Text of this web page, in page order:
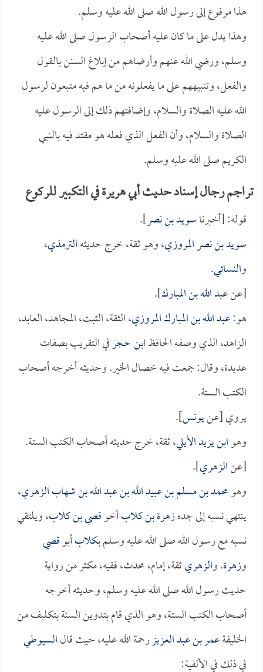
هذا مرفوع إلى رسول الله صلى الله عليه وسلم.
وهذا يدل على ما كان عليه أصحاب الرسول صلى الله عليه
وسلم، ورضي الله عنهم وأرضاهم من إبلاغ السنن بالقول
والفعل، وتنبيههم على ما يفعلونه من ما هم فيه متبعون لرسول
الله عليه الصلاة والسلام، وإضافتهم ذلك إلى الرسول عليه
الصلاة والسلام، وأن الفعل الذي فعله هو مقتد فيه بالنبي
الكريم صلى الله عليه وسلم.
تراجم رجال إسناد حديث أبي هريرة في التكبير للركوع
قوله: [أخبرناسويد بن نصر].
سويد بن نصر المروزي، وهو ثقة، خرج حديثهالترمذي،
والنسائي.
[عنعبد الله بن المبارك].
هو:عبد الله بن المبارك المروزي، الثقة، الثبت، المجاهد، العابد،
الزاهد، الذي وصفه الحافظابن حجرفي التقريب بصفات
عديدة، وقال: جمعت فيه خصال الخير. وحديثه أخرجه أصحاب
الكتب الستة.
يروي [عنيونس].
وهوابن يزيد الأيلي، ثقة، خرج حديثه أصحاب الكتب الستة.
[عنالزهري].
وهومحمد بن مسلم بن عبيد الله بن عبد الله بن شهاب الزهري،
ينتهي نسبه إلى جدهزهرة بن كلابأخوقصي بن كلاب، ويلتقي
نسبه مع رسول الله صلى الله عليه وسلم بـكلابأبوقصي
وزهرة. والزهريثقة، إمام، محدث، فقيه، مكثر من رواية
حديث رسول الله صلى الله عليه وسلم، وحديثه أخرجه
أصحاب الكتب الستة، وهو الذي قام بتدوين السنة بتكليف من
الخليفةعمر بن عبد العزيزرحمة الله عليه، حيث قالالسيوطي
في ذلك في الألفية: